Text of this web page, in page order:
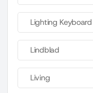
Lighting Keyboard
Lindblad
Living